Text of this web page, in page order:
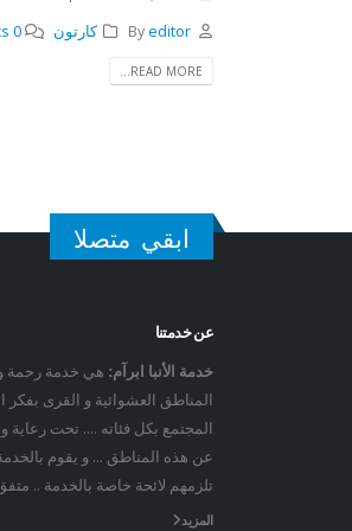
Byeditor كارتون 0 Comments
READ MORE...
ابقي متصلا
عن خدمتنا
خدمة الأنبا ابرآم: هي خدمة رحمة
المناطق العشوائية و القرى بفكر
المجتمع بكل فئاته …. تحت رعاية و
عن هذه المناطق … و يقوم
تلزمهم لائحة خاصة بالخدمة ..
المزيد